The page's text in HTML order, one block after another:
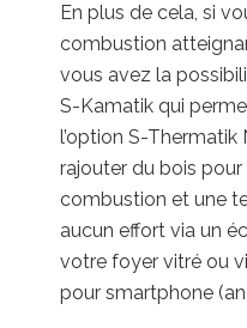
En plus de cela, si
combustion
vous avez la
S-Kamatik qui
l’option S-
rajouter du bois
combustion et une
aucun effort via un
votre foyer vitré ou
pour smartphone